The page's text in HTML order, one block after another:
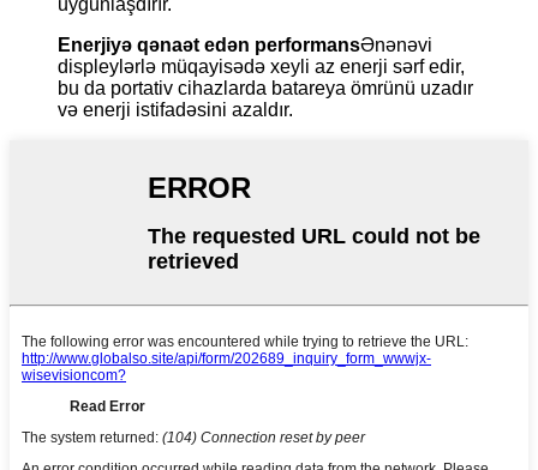
Enerjiyə qənaət edən performansƏnənəvi
displeylərlə müqayisədə xeyli az enerji sərf edir,
bu da portativ cihazlarda batareya ömrünü uzadır
və enerji istifadəsini azaldır.